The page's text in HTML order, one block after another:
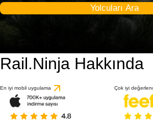
Yolcuları Ara
Rail.Ninja Hakkında
En iyi mobil uygulama Çok iyi